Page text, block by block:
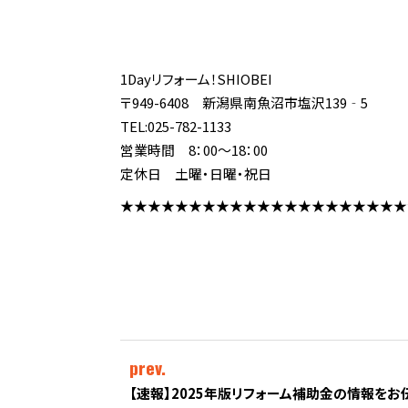
1Dayリフォーム！SHIOBEI
〒949-6408 新潟県南魚沼市塩沢139‐5
TEL:025-782-1133
営業時間 8：00～18：00
定休日 土曜・日曜・祝日
prev.
【速報】2025年版リフォーム補助金の情報をお